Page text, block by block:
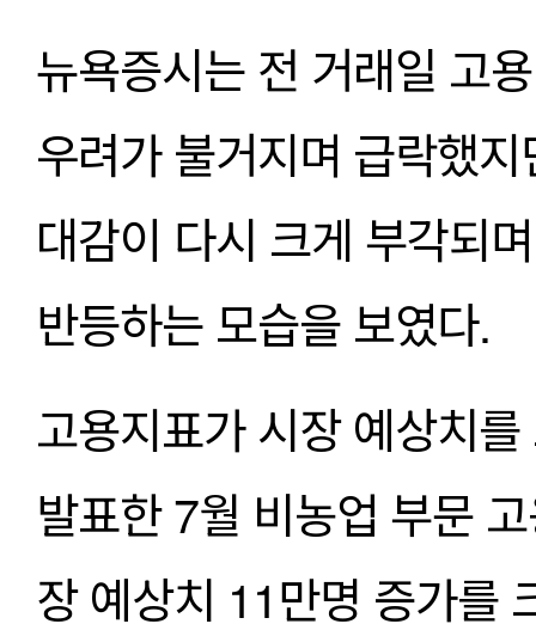
뉴욕증시는 전 거래일 고
우려가 불거지며 급락했
대감이 다시 크게 부각되
반등하는 모습을 보였다.
고용지표가 시장 예상치
발표한 7월 비농업 부문
장 예상치 11만명 증가를